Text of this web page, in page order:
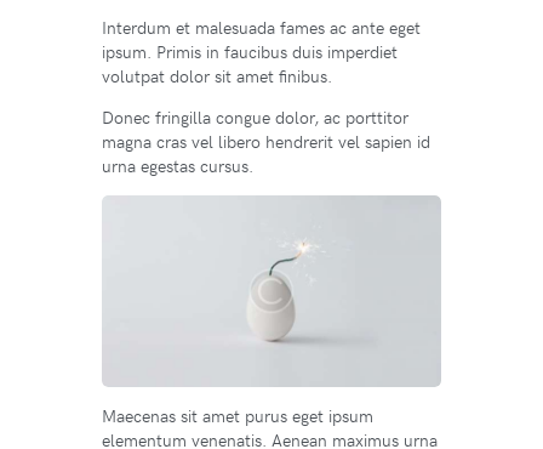
Interdum et malesuada fames ac ante eget
ipsum. Primis in faucibus duis imperdiet
volutpat dolor sit amet finibus.
Donec fringilla congue dolor, ac porttitor
magna cras vel libero hendrerit vel sapien id
urna egestas cursus.
Maecenas sit amet purus eget ipsum
elementum venenatis. Aenean maximus urna